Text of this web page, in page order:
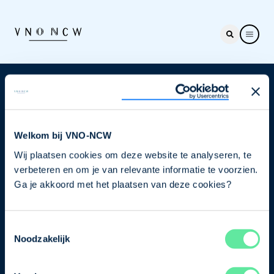
Welkom bij VNO-NCW
Wij plaatsen cookies om deze website te analyseren, te
verbeteren en om je van relevante informatie te voorzien.
Ga je akkoord met het plaatsen van deze cookies?
Noodzakelijk
Nieuwsbrief
je nu in voor de VNO-NCW nieuwsbrief.
Schrijf je in
Direct naar
Ons verhaal